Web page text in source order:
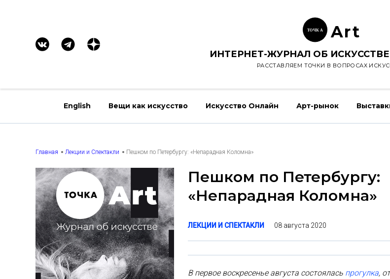
ТОЧК А Art
ИНТЕРНЕТ-ЖУРНАЛ ОБ ИСКУССТВЕ
РАССТАВЛЯЕМ ТОЧКИ В ВОПРОСАХ
English Вещи как искусство Искусство Онлайн Арт-рынок
Главная Лекции и Спектакли Пешком по Петербургу: «Непарадная Коломна»
Пешком по Петербургу:
«Непарадная Коломна»
ЛЕКЦИИ И СПЕКТАКЛИ 08 августа 2020
В первое воскресенье августа состоялась прогулка,